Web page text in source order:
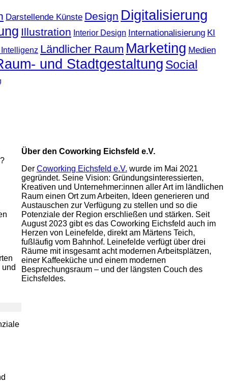
Darstellende Künste Design Digitalisierung
Illustration Interior Design Internationalisierung KI
Ländlicher Raum Marketing Medien
und Stadtgestaltung Social
Über den Coworking Eichsfeld e.V.
Der Coworking Eichsfeld e.V. wurde im Mai 2021
gegründet. Seine Vision: Gründungsinteressierten,
Kreativen und Unternehmer:innen aller Art im ländlichen
Raum einen Ort zum Arbeiten, Ideen generieren und
Austauschen zur Verfügung zu stellen und so die
Potenziale der Region erschließen und stärken. Seit
August 2023 gibt es das Coworking Eichsfeld auch im
Herzen von Leinefelde, direkt am Märtens Teich,
fußläufig vom Bahnhof. Leinefelde verfügt über drei
Räume mit insgesamt acht modernen Arbeitsplätzen,
einer Kaffeeküche und einem modernen
Besprechungsraum – und der längsten Couch des
Eichsfeldes.